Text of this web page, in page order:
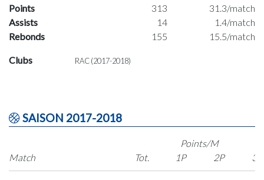
Points
313
31.3/match
Assists
14
1.4/match
Rebonds
155 15.5/match
Clubs RAC (2017-2018)
SAISON 2017-2018
Match
Points/M
Tot.
1P 2P 3P